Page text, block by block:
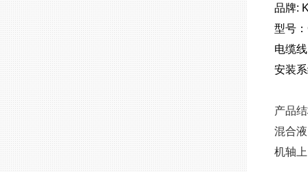
品牌:
型号
电缆
安装
产品
混合
机轴